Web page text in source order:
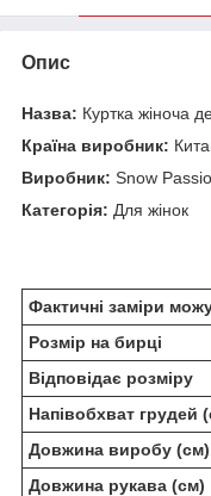
Опис
Назва: Куртка жіноча
Країна виробник:
Виробник: Snow
Категорія: Для жінок
Фактичні заміри
Розмір на бирці
Відповідає розміру
Напівобхват грудей
Довжина виробу (см)
Довжина рукава (см)